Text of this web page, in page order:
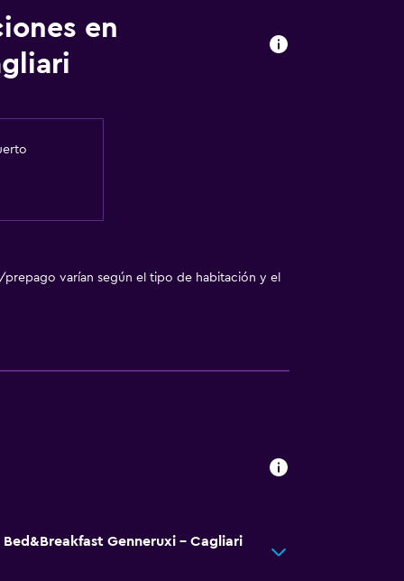
en
prepago varían según el tipo de habitación y el
Genneruxi - Cagliari